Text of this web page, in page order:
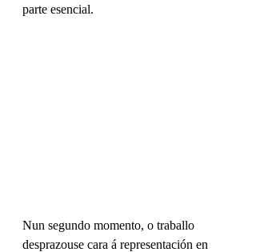
parte esencial.
Nun segundo momento, o traballo
desprazouse cara á representación en